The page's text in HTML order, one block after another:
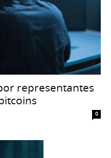
representantes
0